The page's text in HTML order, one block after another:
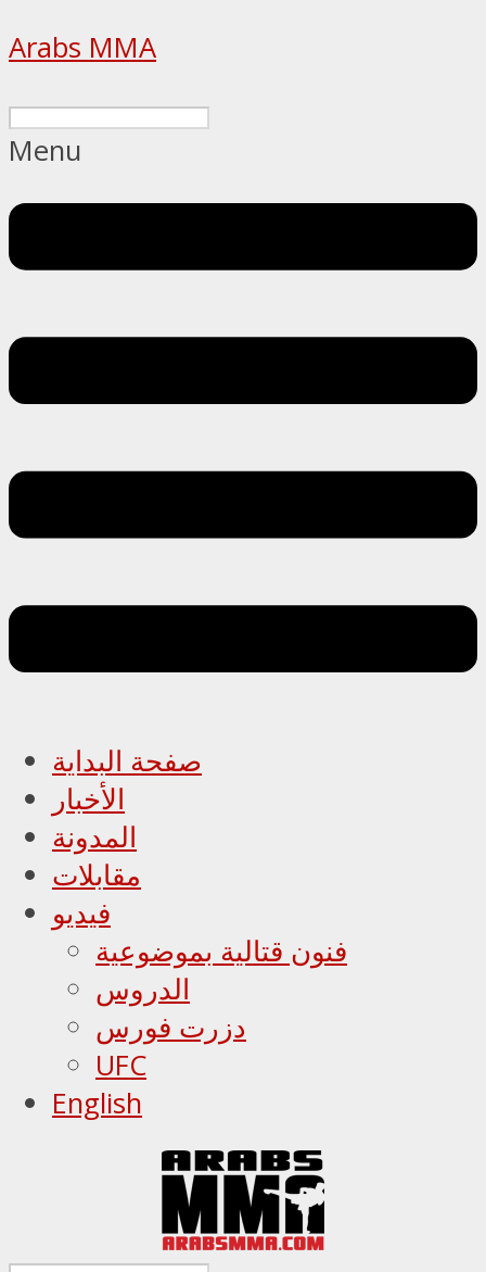
Arabs MMA
Menu
صفحة البداية
الأخبار
المدونة
مقابلات
فيديو
فنون قتالية بموضوعية
الدروس
دزرت فورس
UFC
English